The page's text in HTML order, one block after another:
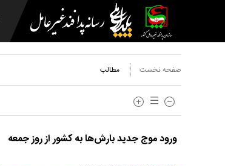
صفحه نخست مطالب
ورود موج جدید بارش‌ها به کشور از روز جمعه